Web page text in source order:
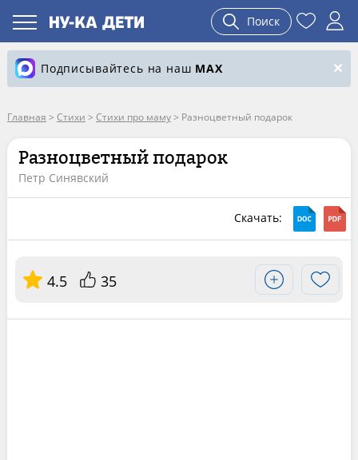
Поиск
Подписывайтесь на наш MAX
Главная > Стихи > Стихи про маму> Разноцветный подарок
Разноцветный подарок
Петр Синявский
Скачать:
4.5 35